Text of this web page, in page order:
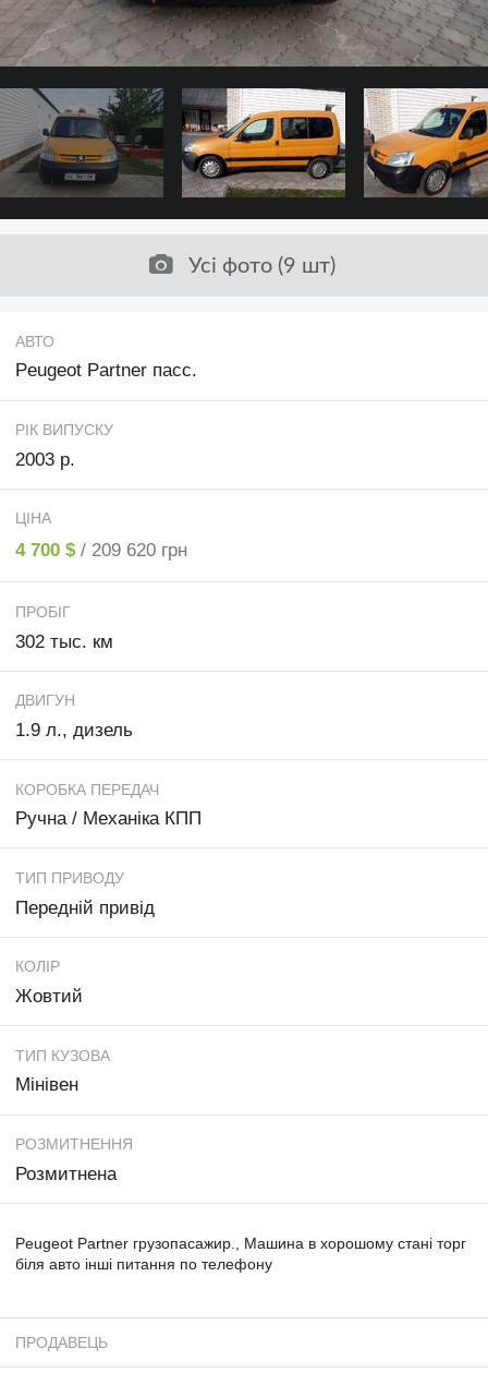
Усі фото (9 шт)
АВТО
Peugeot Partner пасс.
РІК ВИПУСКУ
2003 р.
ЦІНА
4 700 $ / 209 620 грн
ПРОБІГ
302 тыс. км
ДВИГУН
1.9 л., дизель
КОРОБКА ПЕРЕДАЧ
Ручна / Механіка КПП
ТИП ПРИВОДУ
Передній привід
КОЛІР
Жовтий
ТИП КУЗОВА
Мінівен
РОЗМИТНЕННЯ
Розмитнена
Peugeot Partner грузопасажир., Машина в хорошому стані торг
біля авто інші питання по телефону
ПРОДАВЕЦЬ